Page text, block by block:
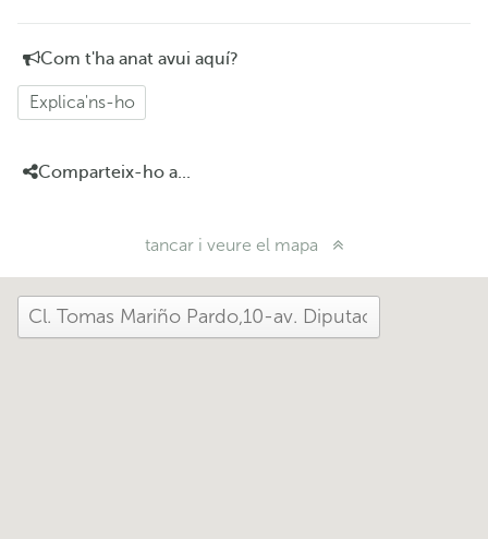
Com t'ha anat avui aquí?
Explica'ns-ho
Comparteix-ho a...
tancar i veure el mapa